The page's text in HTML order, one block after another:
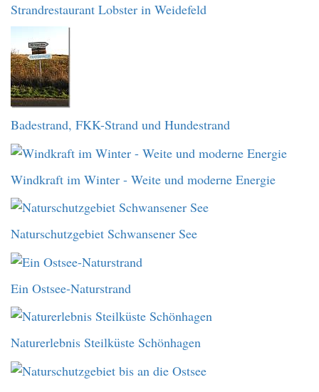
Strandrestaurant Lobster in Weidefeld
Badestrand, FKK-Strand und Hundestrand
Windkraft im Winter - Weite und moderne Energie
Naturschutzgebiet Schwansener See
Ein Ostsee-Naturstrand
Naturerlebnis Steilküste Schönhagen